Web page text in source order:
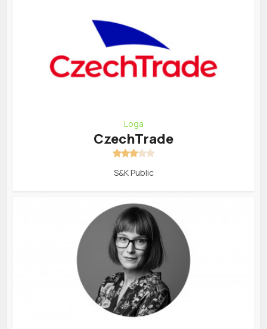
Loga
CzechTrade
S&K Public